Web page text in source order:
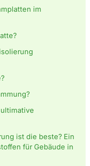
im
ultimative
ist die beste? Ein
für Gebäude in